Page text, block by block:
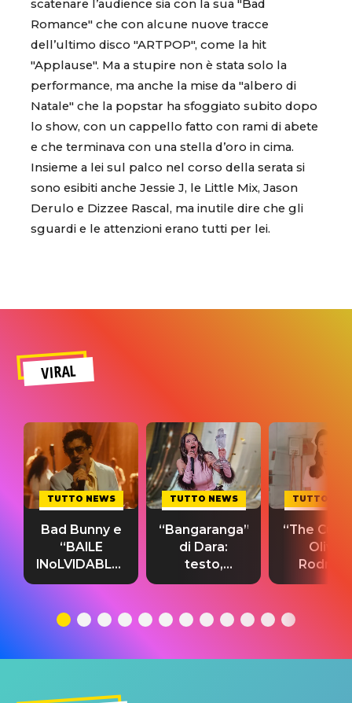
scatenare l’audience sia con la sua "Bad
Romance" che con alcune nuove tracce
dell’ultimo disco "ARTPOP", come la hit
"Applause". Ma a stupire non è stata solo la
performance, ma anche la mise da "albero di
Natale" che la popstar ha sfoggiato subito dopo
lo show, con un cappello fatto con rami di abete
e che terminava con una stella d’oro in cima.
Insieme a lei sul palco nel corso della serata si
sono esibiti anche Jessie J, le Little Mix, Jason
Derulo e Dizzee Rascal, ma inutile dire che gli
sguardi e le attenzioni erano tutti per lei.
VIRAL
TUTTO NEWS
Bad Bunny e
“BAILE
INoLVIDABLE”:
testo,
significato
TUTTO NEWS
“Bangaranga”
di Dara:
testo,
traduzione e
del singolo
TUTTO
“The
Olivia
testo,